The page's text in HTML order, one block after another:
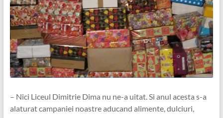
– Nici Liceul Dimitrie Dima nu ne-a uitat. Si anul acesta s-a
alaturat campaniei noastre aducand alimente, dulciuri,